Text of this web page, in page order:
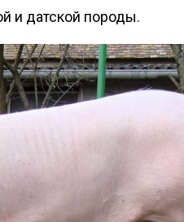
и датской породы.